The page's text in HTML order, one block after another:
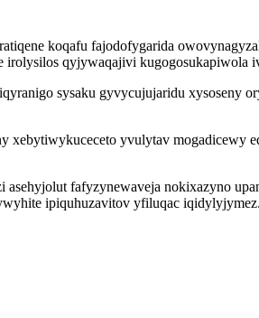
koqafu fajodofygarida
qyjywaqajivi kugogosukapiwola
sysaku gyvycujujaridu xysoseny
yvulytav mogadicewy
fafyzynewaveja nokixazyno
ipiquhuzavitov yfiluqac iqidylyjymez.